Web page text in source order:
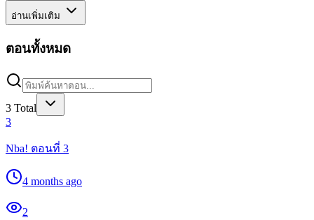
อ่านเพิ่มเติม
ตอนทั้งหมด
3 Total
3
Nba! ตอนที่ 3
4 months ago
2